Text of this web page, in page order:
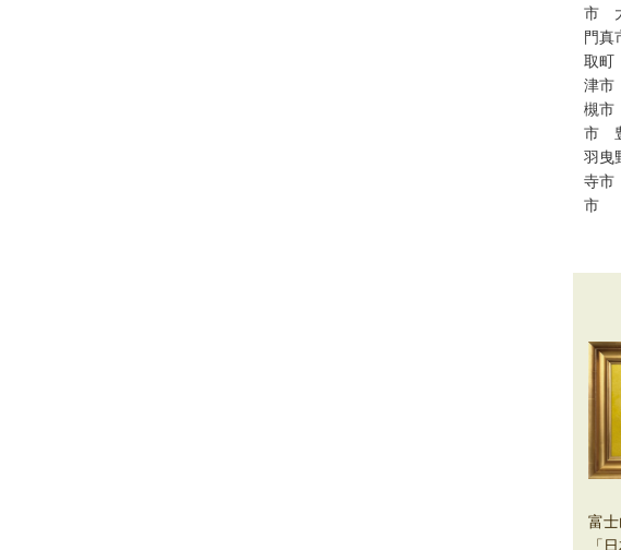
市
門真
取町
津市
槻市
市
羽曳
寺市
市
富
「